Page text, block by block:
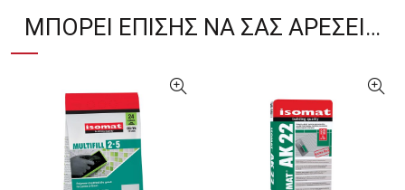
ΜΠΟΡΕΊ ΕΠΊΣΗΣ ΝΑ ΣΑΣ ΑΡΈΣΕΙ…